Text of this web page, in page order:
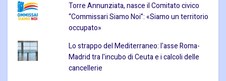
Torre Annunziata, nasce il Comitato civico
“Commissari Siamo Noi”: «Siamo un territorio
occupato»
Lo strappo del Mediterraneo: l'asse Roma-
Madrid tra l'incubo di Ceuta e i calcoli delle
cancellerie